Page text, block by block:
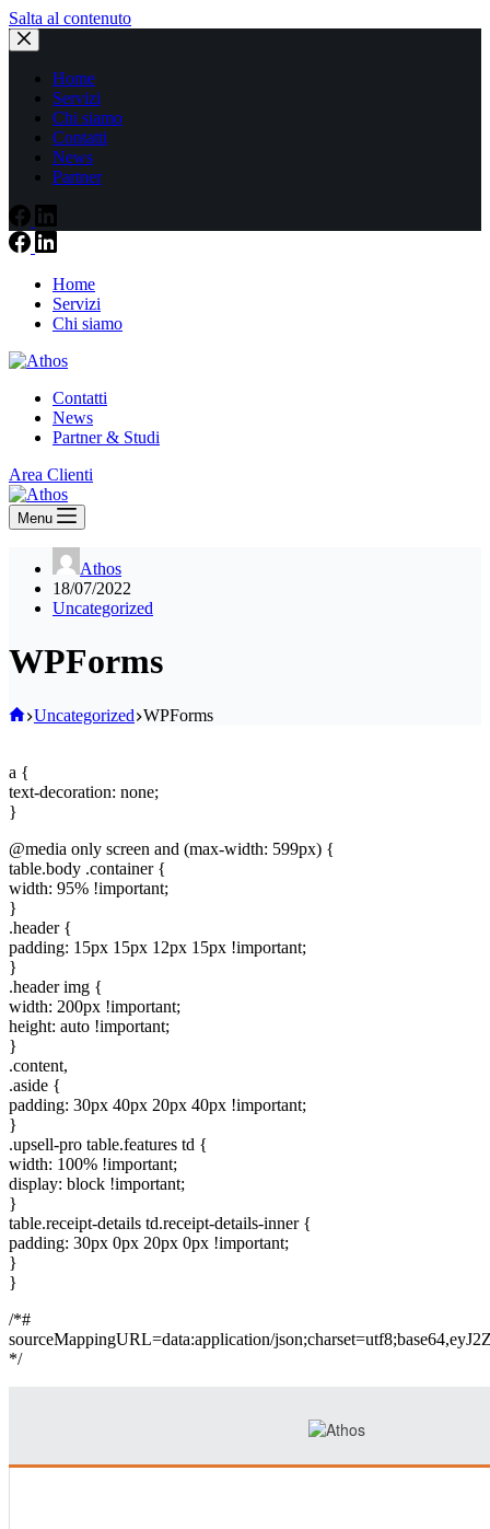
Salta al contenuto
Home
Servizi
Chi siamo
Contatti
News
Partner
Home
Servizi
Chi siamo
Contatti
News
Partner & Studi
Area Clienti
Menu
Athos
18/07/2022
Uncategorized
WPForms
Home
Uncategorized WPForms
a {
text-decoration: none;
}
@media only screen and (max-width: 599px) {
table.body .container {
width: 95% !important;
}
.header {
padding: 15px 15px 12px 15px !important;
}
.header img {
width: 200px !important;
height: auto !important;
}
.content,
.aside {
padding: 30px 40px 20px 40px !important;
}
.upsell-pro table.features td {
width: 100% !important;
display: block !important;
}
table.receipt-details td.receipt-details-inner {
padding: 30px 0px 20px 0px !important;
}
}
/*#
sourceMappingURL=data:application/
*/